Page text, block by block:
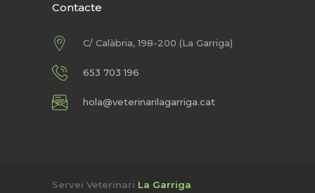
Contacte
C/ Calàbria, 198-200 (La Garriga)
653 703 196
hola@veterinarilagarriga.cat
Servei Veterinari La Garriga